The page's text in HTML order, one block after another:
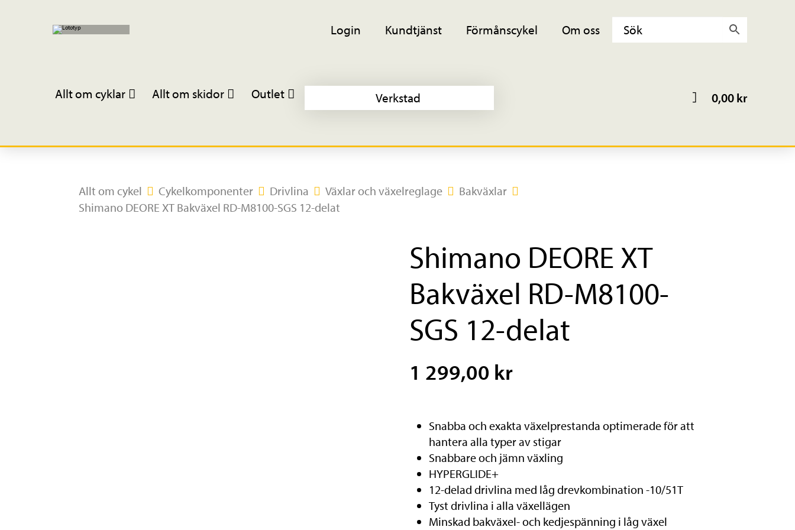
Login Kundtjänst Förmånscykel Om oss
Allt om cyklar Allt om skidor Outlet Verkstad 0,00kr
Allt om cykel Cykelkomponenter Drivlina Växlar och växelreglage
Bakväxlar
Shimano DEORE XT Bakväxel RD-M8100-SGS 12-delat
Shimano DEORE XT
Bakväxel RD-M8100-
SGS 12-delat
1 299,00 kr
Snabba och exakta växelprestanda optimerade för att
hantera alla typer av stigar
Snabbare och jämn växling
HYPERGLIDE+
12-delad drivlina med låg drevkombination -10/51T
Tyst drivlina i alla växellägen
Minskad bakväxel- och kedjespänning i låg växel